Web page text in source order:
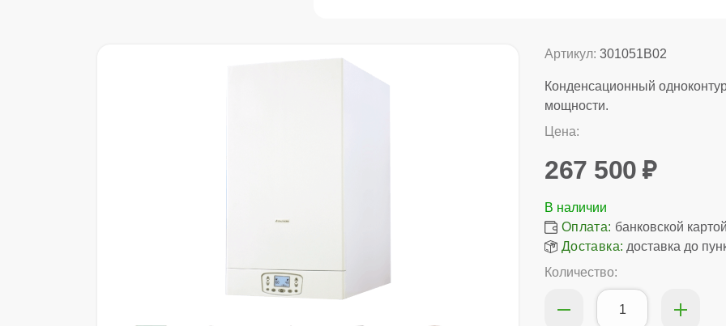
Артикул: 301051B02
Конденсационный
мощности.
Цена:
267 500
Оплата: банковской
Доставка: доставка до
Количество: